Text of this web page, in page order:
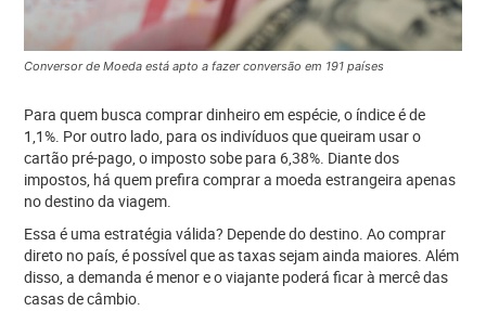
Conversor de Moeda está apto a fazer conversão em 191 países
Para quem busca comprar dinheiro em espécie, o índice é de
1,1%. Por outro lado, para os indivíduos que queiram usar o
cartão pré-pago, o imposto sobe para 6,38%. Diante dos
impostos, há quem prefira comprar a moeda estrangeira apenas
no destino da viagem.
Essa é uma estratégia válida? Depende do destino. Ao comprar
direto no país, é possível que as taxas sejam ainda maiores. Além
disso, a demanda é menor e o viajante poderá ficar à mercê das
casas de câmbio.